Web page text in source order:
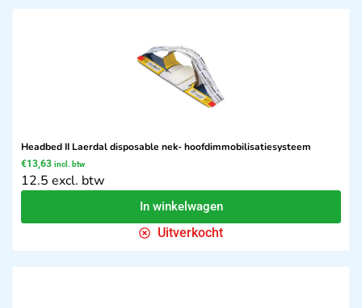
Headbed II Laerdal disposable nek- hoofdimmobilisatiesysteem
€13,63 incl. btw
12.5 excl. btw
In winkelwagen
Uitverkocht